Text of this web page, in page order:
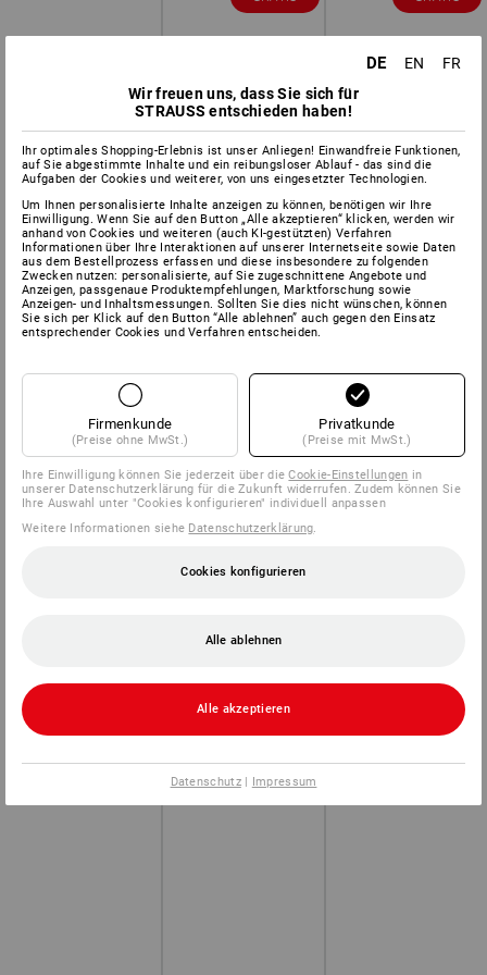
DE EN
FR
Wir freuen uns, dass Sie sich für
STRAUSS entschieden haben!
Ihr optimales Shopping-Erlebnis ist unser Anliegen! Einwandfreie Funktionen,
auf Sie abgestimmte Inhalte und ein reibungsloser Ablauf - das sind die
Aufgaben der Cookies und weiterer, von uns eingesetzter Technologien.
Um Ihnen personalisierte Inhalte anzeigen zu können, benötigen wir Ihre
Einwilligung. Wenn Sie auf den Button „Alle akzeptieren“ klicken, werden wir
anhand von Cookies und weiteren (auch KI-gestützten) Verfahren
Informationen über Ihre Interaktionen auf unserer Internetseite sowie Daten
aus dem Bestellprozess erfassen und diese insbesondere zu folgenden
Zwecken nutzen: personalisierte, auf Sie zugeschnittene Angebote und
Anzeigen, passgenaue Produktempfehlungen, Marktforschung sowie
Anzeigen- und Inhaltsmessungen. Sollten Sie dies nicht wünschen, können
Sie sich per Klick auf den Button “Alle ablehnen” auch gegen den Einsatz
entsprechender Cookies und Verfahren entscheiden.
Firmenkunde
(Preise ohne MwSt.)
Privatkunde
(Preise mit MwSt.)
Ihre Einwilligung können Sie jederzeit über dieCookie-Einstellungen in
unserer Datenschutzerklärung für die Zukunft widerrufen. Zudem können Sie
Ihre Auswahl unter "Cookies konfigurieren" individuell anpassen
Weitere Informationen siehe Datenschutzerklärung
Cookies konfigurieren
Alle ablehnen
Alle akzeptieren
Datenschutz| Impressum